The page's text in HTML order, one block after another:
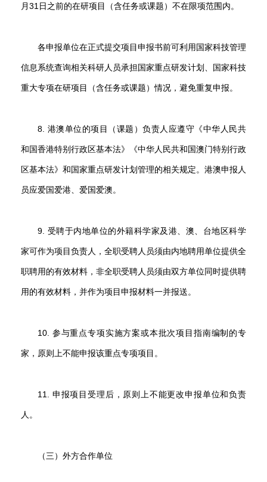
月31日之前的在研项目（含任务或课题）不在限项范围内。
各申报单位在正式提交项目申报书前可利用国家科技管理
信息系统查询相关科研人员承担国家重点研发计划、国家科技
重大专项在研项目（含任务或课题）情况，避免重复申报。
8. 港澳单位的项目（课题）负责人应遵守《中华人民共
和国香港特别行政区基本法》《中华人民共和国澳门特别行政
区基本法》和国家重点研发计划管理的相关规定。港澳申报人
员应爱国爱港、爱国爱澳。
9. 受聘于内地单位的外籍科学家及港、澳、台地区科学
家可作为项目负责人，全职受聘人员须由内地聘用单位提供全
职聘用的有效材料，非全职受聘人员须由双方单位同时提供聘
用的有效材料，并作为项目申报材料一并报送。
10. 参与重点专项实施方案或本批次项目指南编制的专
家，原则上不能申报该重点专项项目。
11. 申报项目受理后，原则上不能更改申报单位和负责
人。
（三）外方合作单位